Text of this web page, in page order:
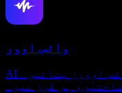
وائس اوور
AI سے فوراً انسانی معیار کی وائس اوورز بنائیں۔
ہر طرز میں۔